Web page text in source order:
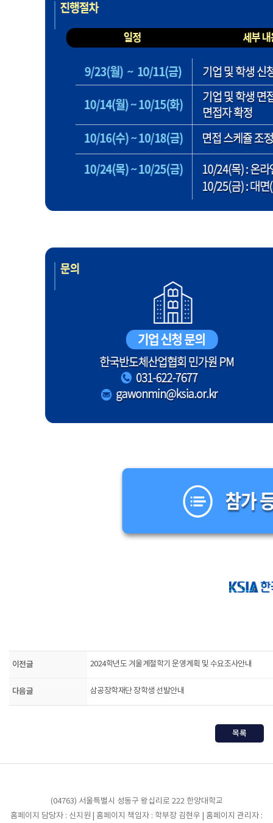
이전글 2024학년도 겨울계절학기 운영계획 및 수요조사안내
다음글 삼공장학재단 장학생 선발안내
목록
(04763) 서울특별시 성동구 왕십리로 222 한양대학교
홈페이지 담당자 : 신지원 | 홈페이지 책임자 : 학부장 김현우 | 홈페이지 관리자 :